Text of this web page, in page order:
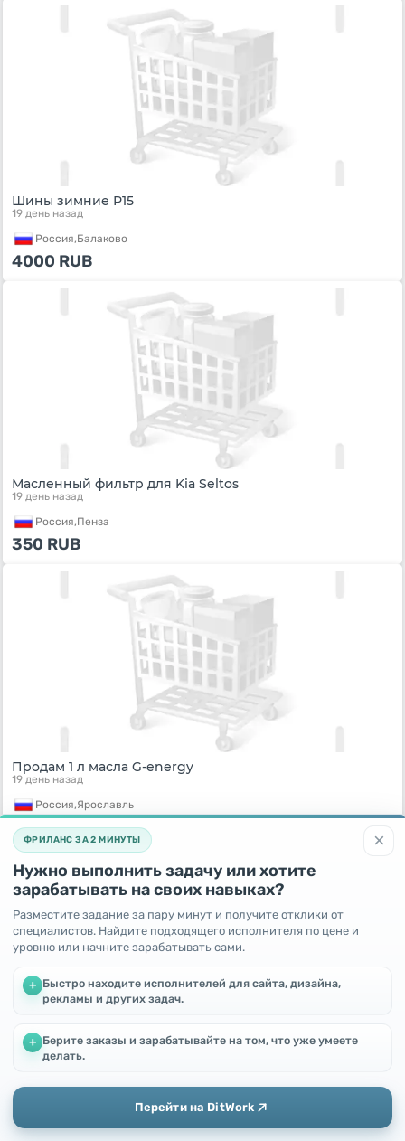
Шины зимние Р15
19 день назад
Россия,Балаково
4000 RUB
Масленный фильтр для Kia Seltos
19 день назад
Россия,Пенза
350 RUB
Продам 1 л масла G-energy
19 день назад
Россия,Ярославль
600RUB
Мультиклапан ГБО
19 день назад
Россия,Москва
×
ФРИЛАНС ЗА 2 МИНУТЫ
Нужно выполнить задачу или хотите
зарабатывать на своих навыках?
Разместите задание за пару минут и получите отклики от
специалистов. Найдите подходящего исполнителя по цене и
уровню или начните зарабатывать сами.
+ Быстро находите исполнителей для сайта, дизайна,
рекламы и других задач.
+ Берите заказы и зарабатывайте на том, что уже умеете
делать.
Перейти на DitWork
Мы используем файлы cookie, чтобы улучшить работу и
Добавить Главная Сообщения Профиль